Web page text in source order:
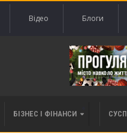
Відео Блоги
БІЗНЕС І ФІНАНСИ